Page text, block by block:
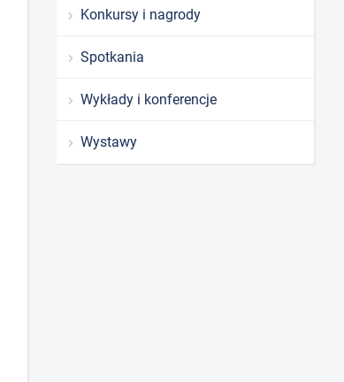
Konkursy i nagrody
Spotkania
Wykłady i konferencje
Wystawy